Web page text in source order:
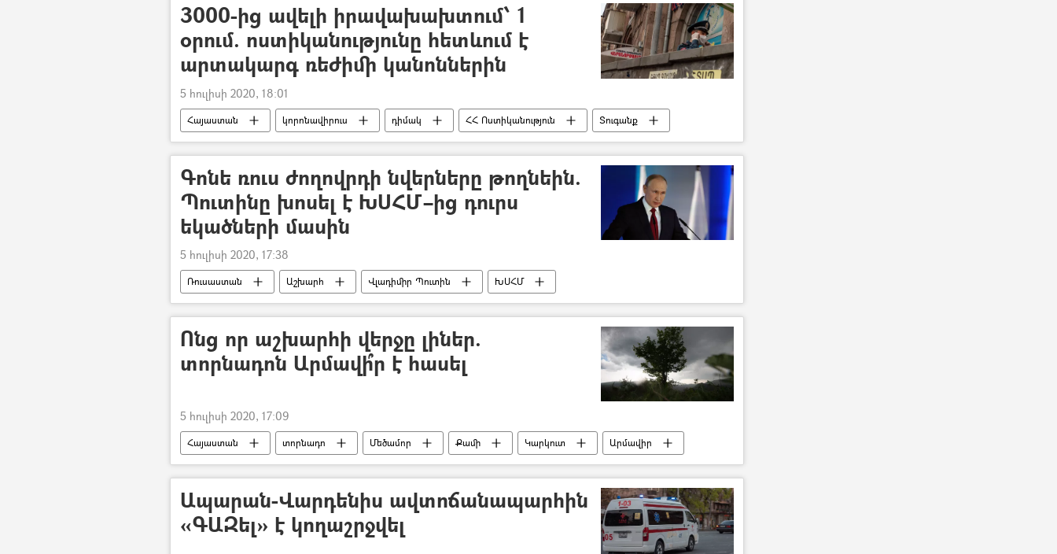
3000-ից ավելի իրավախախտում՝ 1
օրում. ոստիկանությունը հետևում է
արտակարգ ռեժիմի կանոններին
5 հուլիսի 2020, 18:01
Հայաստան կորոնավիրուս դիմակ ՀՀ Ոստիկանություն
Տուգանք
Արտակարգ դրություն
Կորոնավիրուսը Հայաստանում և Արցախում
Գոնե ռուս ժողովրդի նվերները թողնեին.
Պուտինը խոսել է ԽՍՀՄ–ից դուրս
եկածների մասին
5 հուլիսի 2020, 17:38
Ռուսաստան Աշխարհ Վլադիմիր Պուտին ԽՍՀՄ
Ոնց որ աշխարհի վերջը լիներ.
տորնադոն Արմավի՞ր է հասել
5 հուլիսի 2020, 17:09
Հայաստան տորնադո Մեծամոր Քամի Կարկուտ
Արմավիր
Արմավիրի մարզ
Ապարան-Վարդենիս ավտոճանապարհին
«ԳԱԶել» է կողաշրջվել